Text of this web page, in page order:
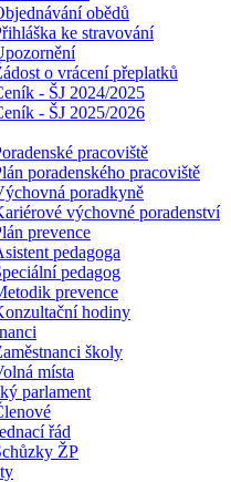
obědů
ke stravování
o vrácení přeplatků
- ŠJ 2024/2025
- ŠJ 2025/2026
pracoviště
poradenského pracoviště
poradkyně
výchovné poradenství
prevence
pedagoga
pedagog
prevence
hodiny
školy
místa
parlament
řád
ŽP